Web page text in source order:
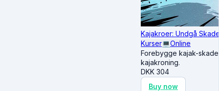
Kajakroer: Undgå
Kurser💻Online
Forebygge kajak-
kajakroning.
DKK 304
Buy now